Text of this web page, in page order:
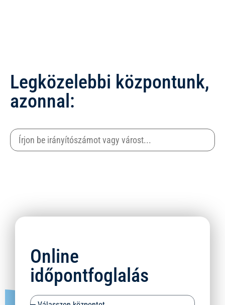
Legközelebbi központunk,
azonnal:
Online
időpontfoglalás